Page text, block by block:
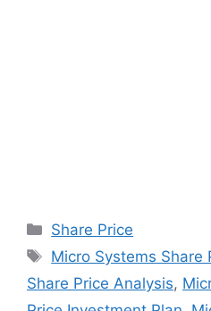
Categories
Share Price
Tags
Micro Systems Share
Share Price Analysis,